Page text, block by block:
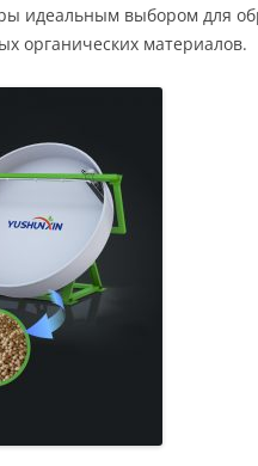
идеальным выбором для
органических материалов.